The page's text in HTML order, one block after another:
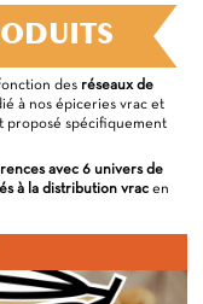
des réseaux de
à nos épiceries vrac et
proposé spécifiquement
avec 6 univers de
à la distribution vrac en